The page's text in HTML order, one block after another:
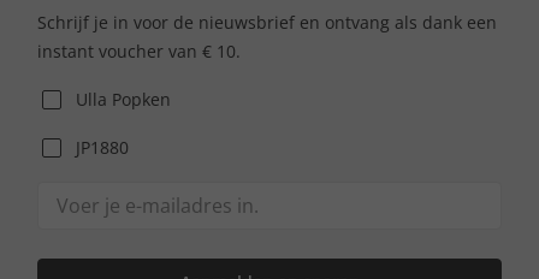
Schrijf je in voor de nieuwsbrief en ontvang als dank een
instant voucher van € 10.
Ulla Popken
JP1880